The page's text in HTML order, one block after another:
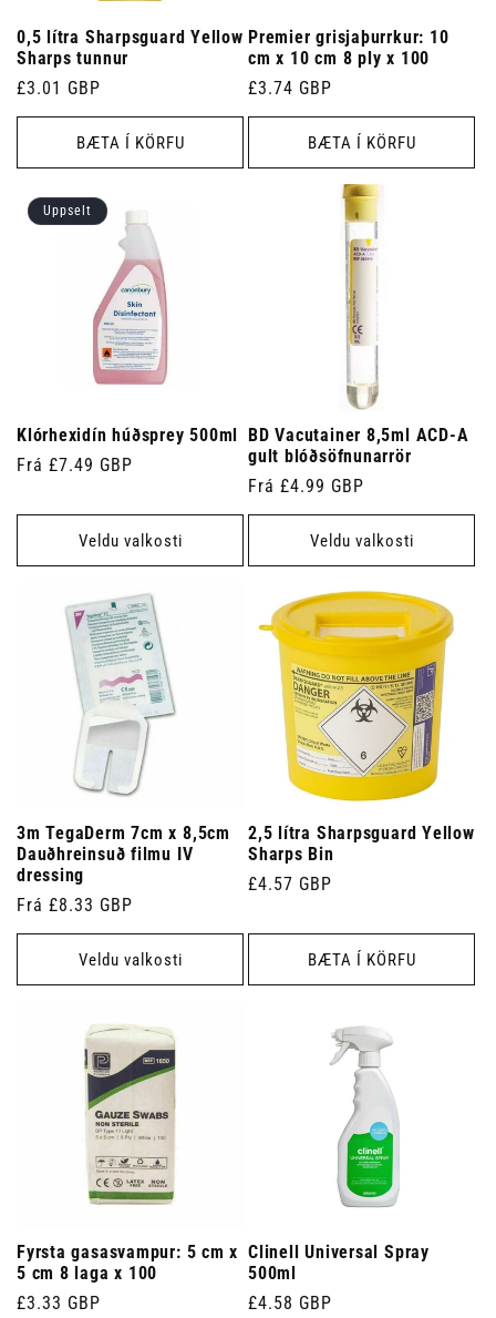
0,5 lítra Sharpsguard Yellow
Sharps tunnur
Venjulegt
verð
£3.01 GBP
BÆTA Í KÖRFU
Premier grisjaþurrkur: 10
cm x 10 cm 8 ply x 100
Venjulegt
verð
£3.74 GBP
BÆTA Í KÖRFU
Uppselt
Klórhexidín húðsprey 500ml
Venjulegt
Frá £7.49 GBP
Veldu valkosti
BD Vacutainer 8,5ml ACD-A
gult blóðsöfnunarrör
Venjulegt
verð
Frá £4.99 GBP
Veldu valkosti
3m TegaDerm 7cm x 8,5cm
Dauðhreinsuð filmu IV
dressing
Venjulegt
verð
Frá £8.33 GBP
Veldu valkosti
2,5 lítra Sharpsguard Yellow
Sharps Bin
Venjulegt
£4.57 GBP
BÆTA Í KÖRFU
Fyrsta gasasvampur: 5 cm x
5 cm 8 laga x 100
Venjulegt
£3.33 GBP
Clinell Universal Spray
500ml
Venjulegt
£4.58 GBP